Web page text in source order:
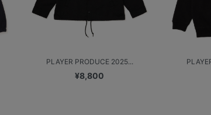
PLAYER PRODUCE 2025...
¥8,800